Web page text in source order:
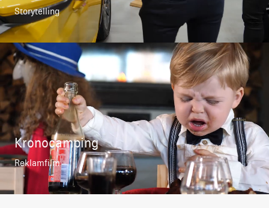
Storytelling
Kronocamping
Reklamfilm